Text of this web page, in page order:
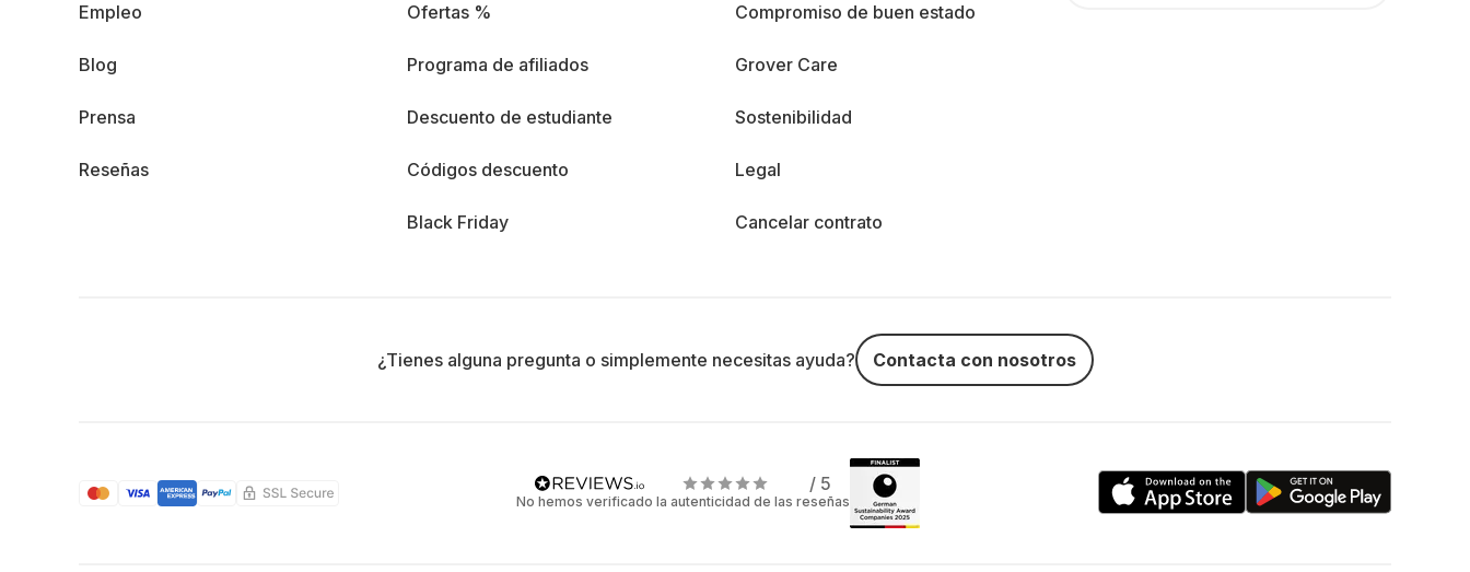
Empleo
Blog
Prensa
Reseñas
Ofertas %
Programa de afiliados
Descuento de estudiante
Códigos descuento
Black Friday
Compromiso de buen estado
Grover Care
Sostenibilidad
Legal
Cancelar contrato
¿Tienes alguna pregunta o simplemente necesitas ayuda? Contacta con nosotros
/ 5
No hemos verificado la autenticidad de las reseñas